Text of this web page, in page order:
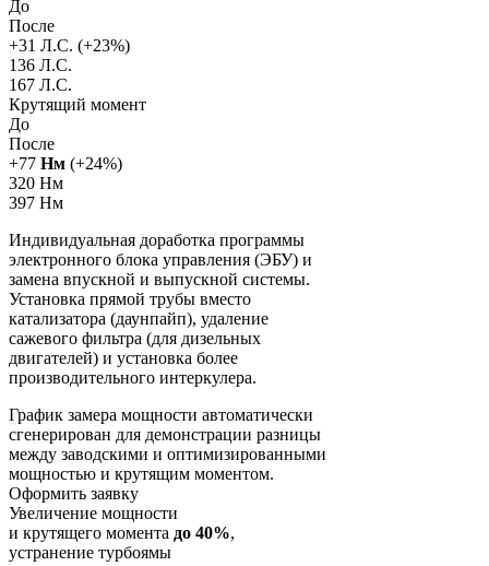
До
После
+31 Л.С. (+23%)
136 Л.С.
167 Л.С.
Крутящий момент
До
После
+77 Нм (+24%)
320 Нм
397 Нм
Индивидуальная доработка программы
электронного блока управления (ЭБУ) и
замена впускной и выпускной системы.
Установка прямой трубы вместо
катализатора (даунпайп), удаление
сажевого фильтра (для дизельных
двигателей) и установка более
производительного интеркулера.
График замера мощности автоматически
сгенерирован для демонстрации разницы
между заводскими и оптимизированными
мощностью и крутящим моментом.
Оформить заявку
Увеличение мощности
и крутящего момента до 40%,
устранение турбоямы